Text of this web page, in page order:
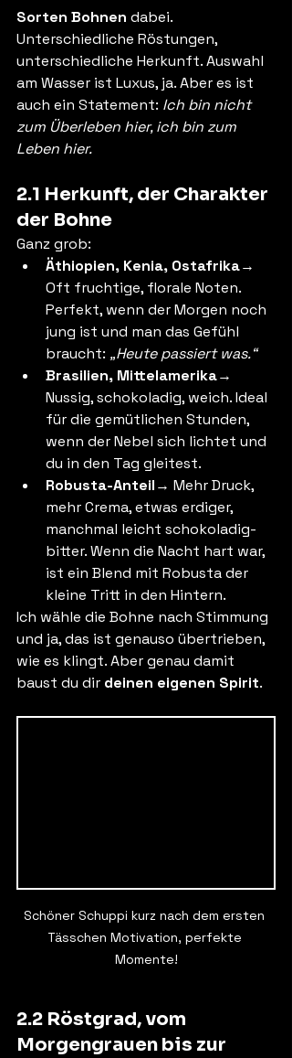
Sorten Bohnen dabei.
Unterschiedliche Röstungen,
unterschiedliche Herkunft. Auswahl
am Wasser ist Luxus, ja. Aber es ist
auch ein Statement: Ich bin nicht
zum Überleben hier, ich bin zum
Leben hier.
2.1 Herkunft, der Charakter
der Bohne
Ganz grob:
Äthiopien, Kenia, Ostafrika→
Oft fruchtige, florale Noten.
Perfekt, wenn der Morgen noch
jung ist und man das Gefühl
braucht: „Heute passiert was.“
Brasilien, Mittelamerika→
Nussig, schokoladig, weich. Ideal
für die gemütlichen Stunden,
wenn der Nebel sich lichtet und
du in den Tag gleitest.
Robusta-Anteil→ Mehr Druck,
mehr Crema, etwas erdiger,
manchmal leicht schokoladig-
bitter. Wenn die Nacht hart war,
ist ein Blend mit Robusta der
kleine Tritt in den Hintern.
Ich wähle die Bohne nach Stimmung
und ja, das ist genauso übertrieben,
wie es klingt. Aber genau damit
baust du dir deinen eigenen Spirit.
Schöner Schuppi kurz nach dem ersten
Tässchen Motivation, perfekte
Momente!
2.2 Röstgrad, vom
Morgengrauen bis zur